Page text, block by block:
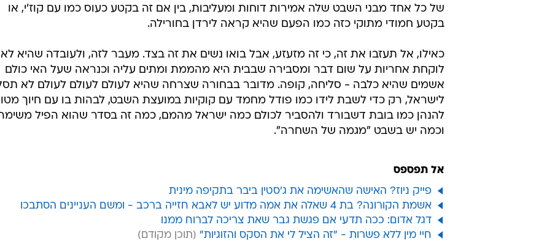
של כל אחד מבני השבט שלה אמירות דוחות ומעליבות, בין אם זה בקטע כעוס כמו עם קוז'י, או
בקטע חמודי מתוקי כזה כמו הפעם שהיא קראה לירדן בחורילה.
כאילו, אל תעזבו את זה, כי זה מזעזע, אבל בואו נשים את זה בצד. מעבר לזה, ולעובדה שהיא לא
לוקחת אחריות על שום דבר ומסבירה שבבית היא מהממת ומתים עליה וכנראה שעל האי כולם
אשמים שהיא כלבה - סליחה, קופה. מדובר בבחורה שצרחה שהיא לעולם לעולם לעולם לא
לישראל, רק כדי לשבת לידו כמו פודל מחמד עם קוקיות במועצת השבט, לבהות בו עם חיוך
להנהן כמו בובת דשבורד ולהסביר לכולם כמה ישראל מהמם, כמה זה בסדר שהוא הפיל
וכמה יש בשבט "מגמה של השחרה".
אל תפספס
פייק ניוז? האישה שהאשימה את ג'סטין ביבר בתקיפה מינית
אשמת הקורונה? בת 4 שאלה את אמה מדוע יש לאבא חזייה ברכב - ומשם העניינים הסתבכו
דגל אדום: ככה תדעי אם פגשת גבר שאת צריכה לברוח ממנו
חיי מין ללא פשרות - "זה הציל לי את הסקס והזוגיות"